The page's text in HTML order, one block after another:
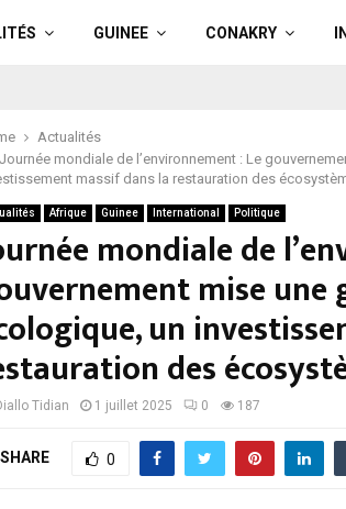
GUINEE CONAKRY
Actualités
Journée mondiale de l’environnement : Le
massif dans la restauration des
Afrique Guinee International Politique
mondiale de
mise une
un
des
Tidian 1 juillet 2025 0 187
SHARE 0